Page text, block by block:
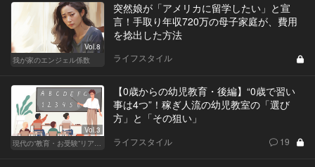
Vol.8
我が家のエンジェル係数
突然娘が「アメリカに留学したい」と宣
言！手取り年収720万の母子家庭が、費用
を捻出した方法
ライフスタイル
Vol.3
現代の“教育・お受験”リアルドキュメント
【0歳からの幼児教育・後編】“0歳で習い
事は4つ”！稼ぎ人流の幼児教室の「選び
方」と「その狙い」
ライフスタイル 19